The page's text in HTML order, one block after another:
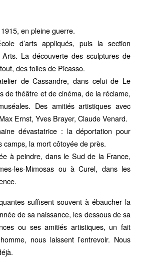
en pleine guerre.
d’arts appliqués, puis la section
La découverte des sculptures de
des toiles de Picasso.
de Cassandre, dans celui de Le
de théâtre et de cinéma, de la réclame,
Des amitiés artistiques avec
Ernst, Yves Brayer, Claude Venard.
dévastatrice : la déportation pour
camps, la mort côtoyée de près.
à peindre, dans le Sud de la France,
les-Mimosas ou à Curel, dans les
suffisent souvent à ébaucher la
de sa naissance, les dessous de sa
ou ses amitiés artistiques, un fait
nous laissent l’entrevoir. Nous